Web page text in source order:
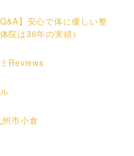
】安心で体に優しい整
院は36年の実績）
Reviews
州市小倉